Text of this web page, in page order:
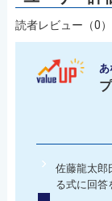
読者レビュー（0）
あ
佐藤龍太郎
る式に回答